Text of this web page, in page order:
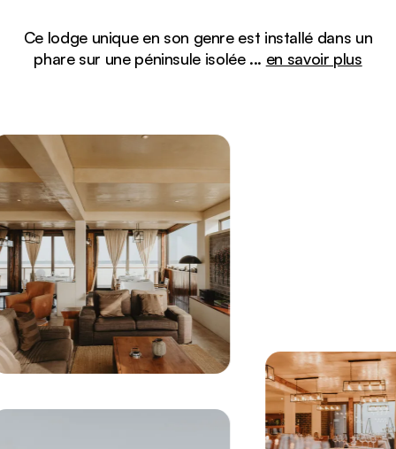
Ce lodge unique en son genre est installé dans un
phare sur une péninsule isolée ... en savoir plus